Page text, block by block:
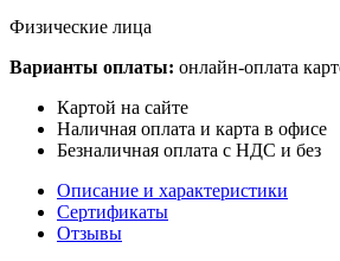
Физические лица
Варианты оплаты: онлайн-оплата
Картой на сайте
Наличная оплата и карта в офисе
Безналичная оплата с НДС и без
Описание и характеристики
Сертификаты
Отзывы